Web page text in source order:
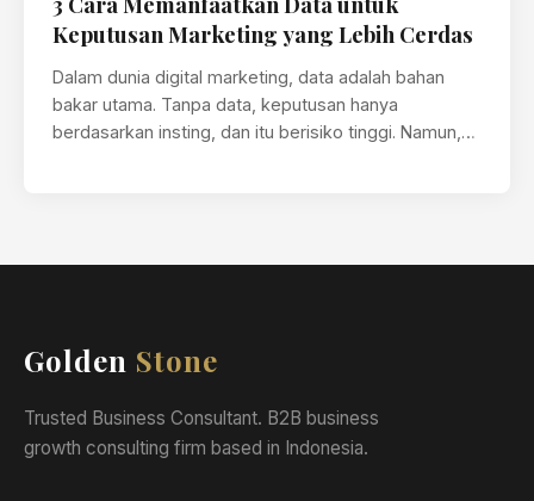
Keputusan Marketing yang Lebih Cerdas
Dalam dunia digital marketing, data adalah bahan
bakar utama. Tanpa data, keputusan hanya
berdasarkan insting, dan itu berisiko tinggi. Namun,…
Golden Stone
Trusted Business Consultant. B2B business
growth consulting firm based in Indonesia.